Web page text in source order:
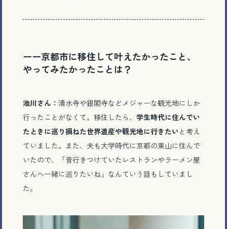
ーー京都市に移住して叶えたかったこと、
やってみたかったことは？
池川さん： 清水寺や銀閣寺などメジャーな観光地にしか
行ったことがなくて。移住したら、 学生時代に住んでい
たときに巡り損ねた世界遺産や観光地に行きたい と考え
ていました。また、夫も大学時代に京都の東山に住んで
いたので、「昔行きつけていたレストランやラーメン屋
さんへ一緒に巡りたいね」なんていう話もしていまし
た。